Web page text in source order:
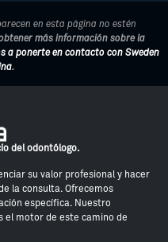
en esta página no estén
más información sobre la
a ponerte en contacto con Sweden
.
del odontólogo.
su valor profesional y hacer
la consulta. Ofrecemos
específica. Nuestro
el motor de este camino de